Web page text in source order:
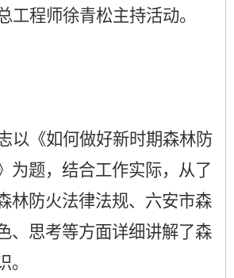
工程师徐青松主持活动。
以《如何做好新时期森林防
为题，结合工作实际，从了
林防火法律法规、六安市森
、思考等方面详细讲解了森
。